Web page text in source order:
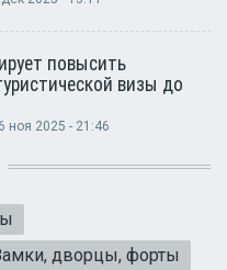
повысить
визы до
ноя 2025 - 21:46
дворцы, форты